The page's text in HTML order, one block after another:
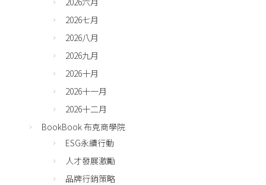
2026七月
2026八月
2026九月
2026十月
2026十一月
2026十二月
BookBook 布克商學院
ESG永續行動
人才發展激勵
品牌行銷策略